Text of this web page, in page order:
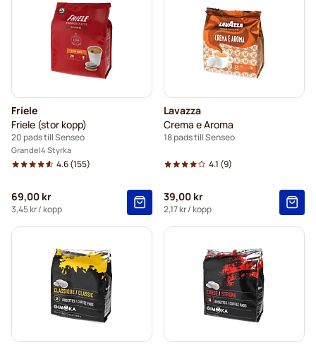
Friele
Friele (stor kopp)
20 pads till Senseo
Grande 4 Styrka
4.6(155)
69,00 kr
3,45 kr/ kopp
Lavazza
Crema e Aroma
18 pads till Senseo
4.1 (9)
39,00 kr
2,17 kr/ kopp